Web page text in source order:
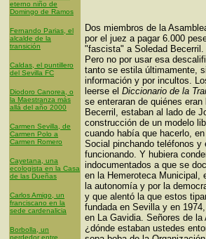
eterno niño de
Domingo de Ramos
Fernando Parias, el
alcalde de la
transición
Caldas, el puntillero
del Sevilla FC
Diodoro Canorea, o
la Maestranza más
allá del año 2000
Carmen Sevilla, de
Carmen Polo a
Carmen Romero
Cayetana, una
ecologista en la Casa
de las Dueñas
Carlos Amigo, un
franciscano en la
sede cardenalicia
Borbolla, un
perdedor entre
Dos miembros de la
por el juez a pagar 6.000
"fascista" a Soledad
Pero no por usar esa
tanto se estila últimamente,
información y por incultos.
leerse el Diccionario de la
se enteraran de quiénes
Becerril, estaban al lado de
construcción de un modelo
cuando había que hacerlo,
Social pinchando teléfonos y
funcionando. Y hubiera
indocumentados a que se
en la Hemeroteca Municipal,
la autonomía y por la
y que alentó la que estos
fundada en Sevilla y en
en La Gavidia. Señores de
¿dónde estaban ustedes